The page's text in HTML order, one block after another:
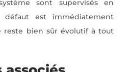
sont supervisés en
est immédiatement
reste bien sûr évolutif à tout